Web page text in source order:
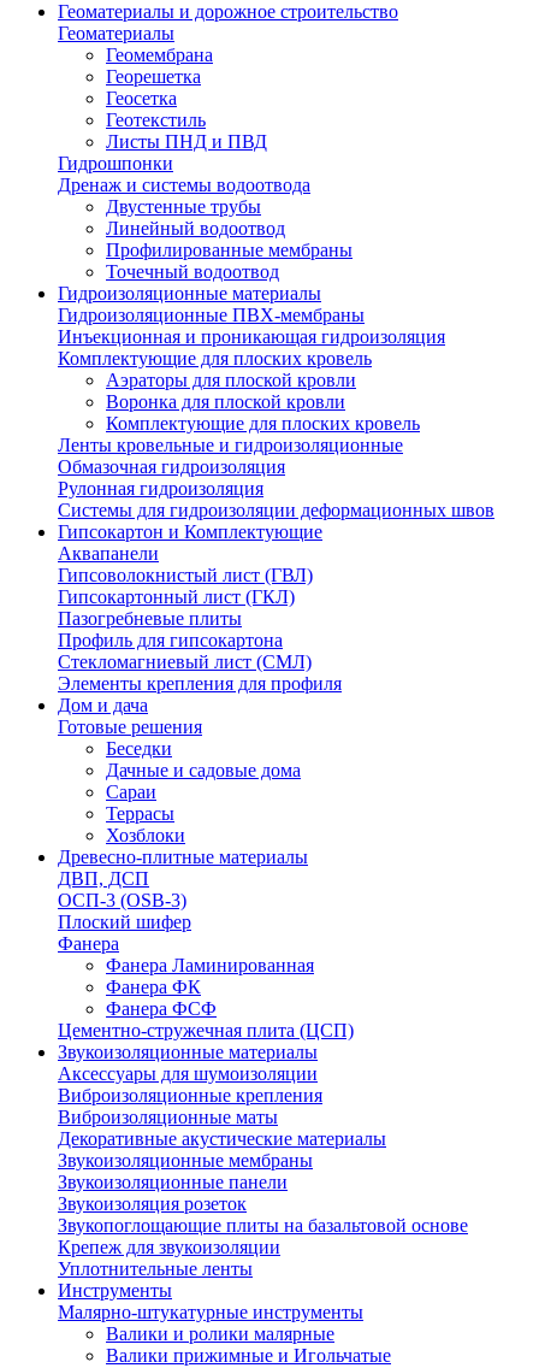
Геоматериалы и дорожное строительство
Геоматериалы
Геомембрана
Георешетка
Геосетка
Геотекстиль
Листы ПНД и ПВД
Гидрошпонки
Дренаж и системы водоотвода
Двустенные трубы
Линейный водоотвод
Профилированные мембраны
Точечный водоотвод
Гидроизоляционные материалы
Гидроизоляционные ПВХ-мембраны
Инъекционная и проникающая гидроизоляция
Комплектующие для плоских кровель
Аэраторы для плоской кровли
Воронка для плоской кровли
Комплектующие для плоских кровель
Ленты кровельные и гидроизоляционные
Обмазочная гидроизоляция
Рулонная гидроизоляция
Системы для гидроизоляции деформационных швов
Гипсокартон и Комплектующие
Аквапанели
Гипсоволокнистый лист (ГВЛ)
Гипсокартонный лист (ГКЛ)
Пазогребневые плиты
Профиль для гипсокартона
Стекломагниевый лист (СМЛ)
Элементы крепления для профиля
Дом и дача
Готовые решения
Беседки
Дачные и садовые дома
Сараи
Террасы
Хозблоки
Древесно-плитные материалы
ДВП, ДСП
ОСП-3 (OSB-3)
Плоский шифер
Фанера
Фанера Ламинированная
Фанера ФК
Фанера ФСФ
Цементно-стружечная плита (ЦСП)
Звукоизоляционные материалы
Аксессуары для шумоизоляции
Виброизоляционные крепления
Виброизоляционные маты
Декоративные акустические материалы
Звукоизоляционные мембраны
Звукоизоляционные панели
Звукоизоляция розеток
Звукопоглощающие плиты на базальтовой основе
Крепеж для звукоизоляции
Уплотнительные ленты
Инструменты
Малярно-штукатурные инструменты
Валики и ролики малярные
Валики прижимные и Игольчатые